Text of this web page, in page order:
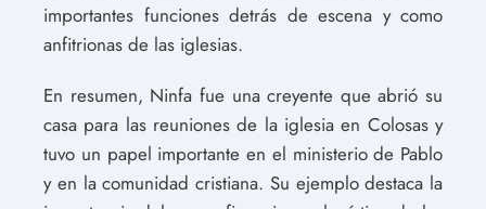
importantes funciones detrás de escena y como
anfitrionas de las iglesias.
En resumen, Ninfa fue una creyente que abrió su
casa para las reuniones de la iglesia en Colosas y
tuvo un papel importante en el ministerio de Pablo
y en la comunidad cristiana. Su ejemplo destaca la